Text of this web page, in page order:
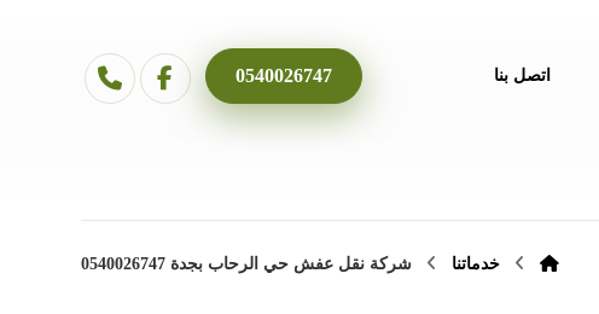
اتصل بنا 0540026747
خدماتنا شركة نقل عفش حي الرحاب بجدة 0540026747